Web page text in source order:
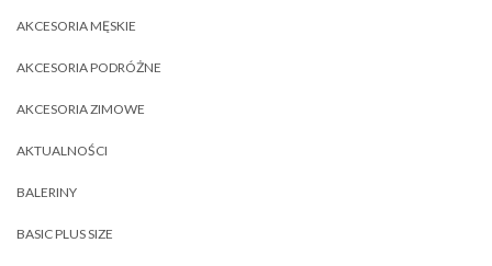
AKCESORIA MĘSKIE
AKCESORIA PODRÓŻNE
AKCESORIA ZIMOWE
AKTUALNOŚCI
BALERINY
BASIC PLUS SIZE